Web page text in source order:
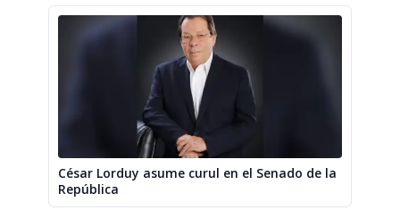
César Lorduy asume curul en el Senado de la
República